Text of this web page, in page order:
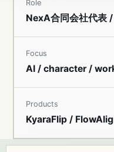
Role
NexA合同会社代表
Focus
AI / character /
Products
KyaraFlip /